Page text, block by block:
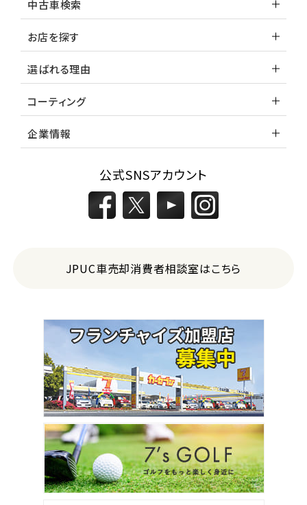
中古車検索
お店を探す
選ばれる理由
コーティング
企業情報
公式SNSアカウント
JPUC車売却消費者相談室はこちら